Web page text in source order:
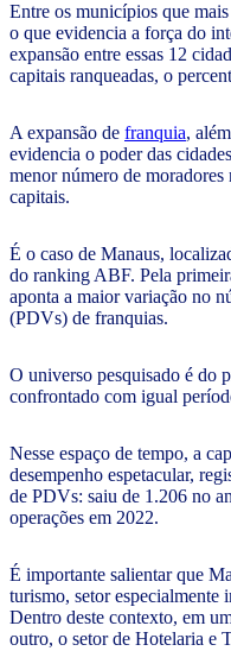
Entre os municípios que
o que evidencia a força do
expansão entre essas 12
capitais ranqueadas, o
A expansão de franquia,
evidencia o poder das
menor número de moradores
capitais.
É o caso de Manaus,
do ranking ABF. Pela
aponta a maior variação no
(PDVs) de franquias.
O universo pesquisado é do
confrontado com igual
Nesse espaço de tempo, a
desempenho espetacular,
de PDVs: saiu de 1.206 no
operações em 2022.
É importante salientar que
turismo, setor especialmente
Dentro deste contexto, em
outro, o setor de Hotelaria e